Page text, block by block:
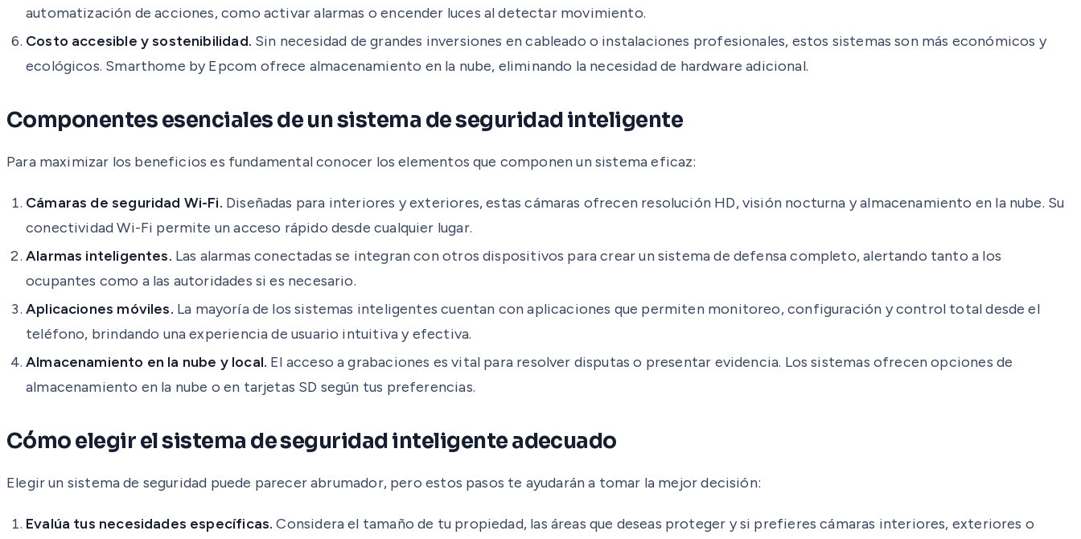
automatización de acciones, como activar alarmas o encender luces al detectar movimiento.
Costo accesible y sostenibilidad. Sin necesidad de grandes inversiones en cableado o instalaciones profesionales, estos sistemas son más económicos y
ecológicos. Smarthome by Epcom ofrece almacenamiento en la nube, eliminando la necesidad de hardware adicional.
Componentes esenciales de un sistema de seguridad inteligente
Para maximizar los beneficios es fundamental conocer los elementos que componen un sistema eficaz:
Cámaras de seguridad Wi-Fi. Diseñadas para interiores y exteriores, estas cámaras ofrecen resolución HD, visión nocturna y almacenamiento en la nube. Su
conectividad Wi-Fi permite un acceso rápido desde cualquier lugar.
Alarmas inteligentes. Las alarmas conectadas se integran con otros dispositivos para crear un sistema de defensa completo, alertando tanto a los
ocupantes como a las autoridades si es necesario.
Aplicaciones móviles. La mayoría de los sistemas inteligentes cuentan con aplicaciones que permiten monitoreo, configuración y control total desde el
teléfono, brindando una experiencia de usuario intuitiva y efectiva.
Almacenamiento en la nube y local. El acceso a grabaciones es vital para resolver disputas o presentar evidencia. Los sistemas ofrecen opciones de
almacenamiento en la nube o en tarjetas SD según tus preferencias.
Cómo elegir el sistema de seguridad inteligente adecuado
Elegir un sistema de seguridad puede parecer abrumador, pero estos pasos te ayudarán a tomar la mejor decisión:
Evalúa tus necesidades específicas. Considera el tamaño de tu propiedad, las áreas que deseas proteger y si prefieres cámaras interiores, exteriores o